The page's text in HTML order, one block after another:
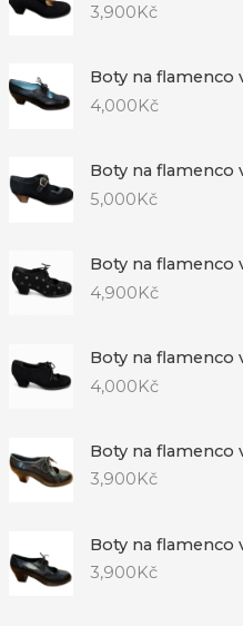
3,900Kč
Boty na flamenco
4,000Kč
Boty na flamenco
5,000Kč
Boty na flamenco
4,900Kč
Boty na flamenco
4,000Kč
Boty na flamenco
3,900 Kč
Boty na flamenco
3,900 Kč